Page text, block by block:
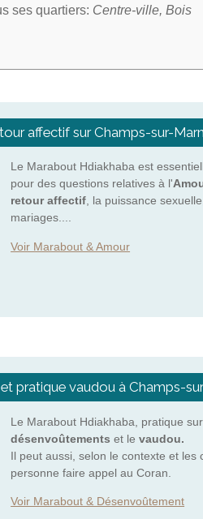
ses quartiers: Centre-ville, Bois
affectif sur Champs-sur-
Le Marabout Hdiakhaba est
pour des questions relatives à l'
retour affectif , la puissance
mariages....
Voir Marabout & Amour
pratique vaudou à Champs-
Le Marabout Hdiakhaba, pratique
désenvoûtements et levaudou.
Il peut aussi, selon le contexte et les
personne faire appel au Coran.
Voir Marabout & Désenvoûtement